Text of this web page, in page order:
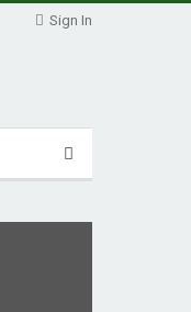
Sign In